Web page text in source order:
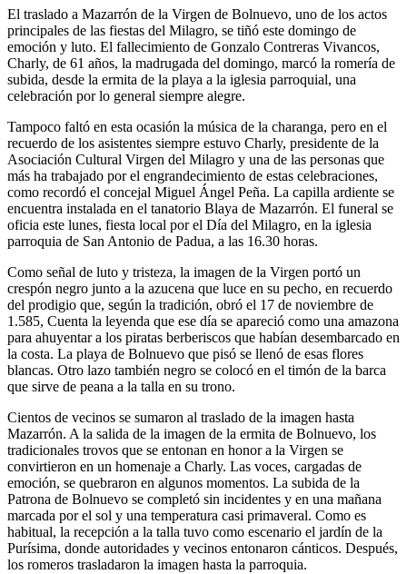
El traslado a Mazarrón de la Virgen de Bolnuevo, uno de los actos
principales de las fiestas del Milagro, se tiñó este domingo de
emoción y luto. El fallecimiento de Gonzalo Contreras Vivancos,
Charly, de 61 años, la madrugada del domingo, marcó la romería de
subida, desde la ermita de la playa a la iglesia parroquial, una
celebración por lo general siempre alegre.
Tampoco faltó en esta ocasión la música de la charanga, pero en el
recuerdo de los asistentes siempre estuvo Charly, presidente de la
Asociación Cultural Virgen del Milagro y una de las personas que
más ha trabajado por el engrandecimiento de estas celebraciones,
como recordó el concejal Miguel Ángel Peña. La capilla ardiente se
encuentra instalada en el tanatorio Blaya de Mazarrón. El funeral se
oficia este lunes, fiesta local por el Día del Milagro, en la iglesia
parroquia de San Antonio de Padua, a las 16.30 horas.
Como señal de luto y tristeza, la imagen de la Virgen portó un
crespón negro junto a la azucena que luce en su pecho, en recuerdo
del prodigio que, según la tradición, obró el 17 de noviembre de
1.585, Cuenta la leyenda que ese día se apareció como una amazona
para ahuyentar a los piratas berberiscos que habían desembarcado en
la costa. La playa de Bolnuevo que pisó se llenó de esas flores
blancas. Otro lazo también negro se colocó en el timón de la barca
que sirve de peana a la talla en su trono.
Cientos de vecinos se sumaron al traslado de la imagen hasta
Mazarrón. A la salida de la imagen de la ermita de Bolnuevo, los
tradicionales trovos que se entonan en honor a la Virgen se
convirtieron en un homenaje a Charly. Las voces, cargadas de
emoción, se quebraron en algunos momentos. La subida de la
Patrona de Bolnuevo se completó sin incidentes y en una mañana
marcada por el sol y una temperatura casi primaveral. Como es
habitual, la recepción a la talla tuvo como escenario el jardín de la
Purísima, donde autoridades y vecinos entonaron cánticos. Después,
los romeros trasladaron la imagen hasta la parroquia.